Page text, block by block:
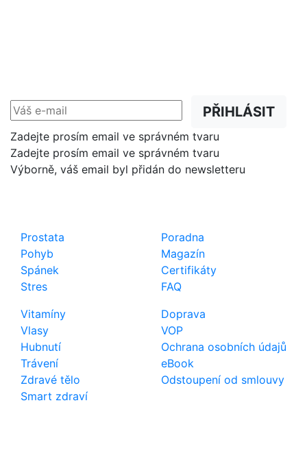
PŘIHLÁSIT
Zadejte prosím email ve správném tvaru
Zadejte prosím email ve správném tvaru
Výborně, váš email byl přidán do newsletteru
Prostata
Pohyb
Spánek
Stres
Vitamíny
Vlasy
Hubnutí
Trávení
Zdravé tělo
Smart zdraví
Poradna
Magazín
Certifikáty
FAQ
Doprava
VOP
Ochrana osobních údajů
eBook
Odstoupení od smlouvy